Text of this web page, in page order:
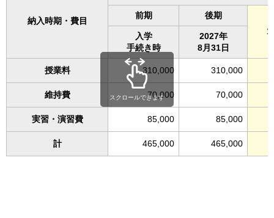
納入時期・費目
前期
後期
1
入学
手続き時
2027年
8月31日
授業料 310,000 310,000
維持費 70,000 70,000
実習・演習費 85,000 85,000
計 465,000 465,000
スクロールできます